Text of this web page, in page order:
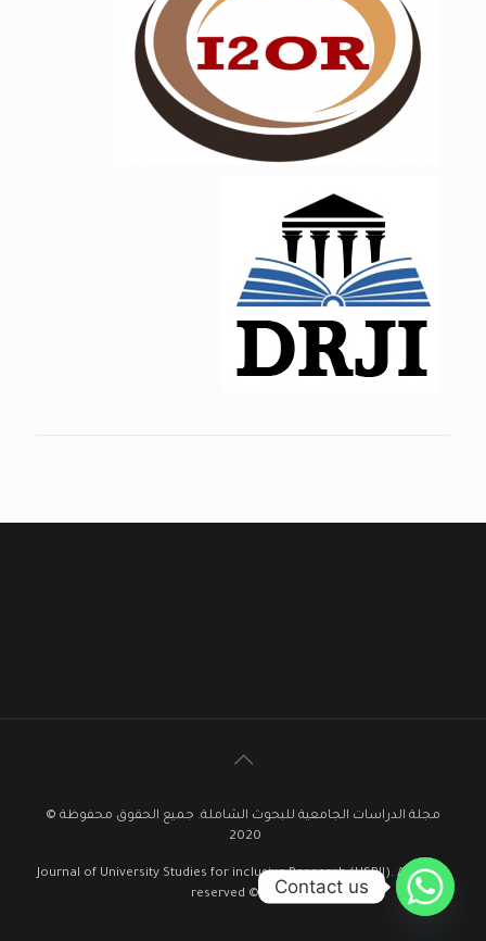
مجلة الدراسات الجامعية للبحوث الشاملة. جميع الحقوق محفوظة ©
2020
Journal of University Studies for inclusive Research (USRIJ). All rights
reserved © 2020Contact us